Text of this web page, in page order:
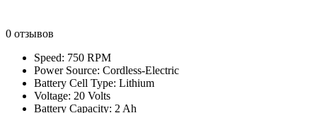
0 отзывов
Speed: 750 RPM
Power Source: Cordless-Electric
Battery Cell Type: Lithium
Voltage: 20 Volts
Battery Capacity: 2 Ah